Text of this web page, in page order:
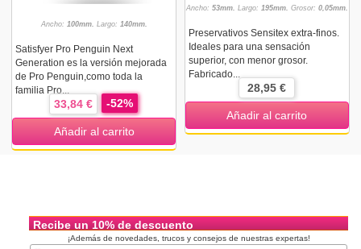
Ancho: 100mm. Largo: 140mm.
Satisfyer Pro Penguin Next
Generation es la versión mejorada
de Pro Penguin,como toda la
familia Pro...
33,84 € -52%
Añadir al carrito
Ancho: 53mm. Largo: 195mm. Grosor: 0,05mm.
Preservativos Sensitex extra-finos.
Ideales para una sensación
superior, con menor grosor.
Fabricado...
28,95 €
Añadir al carrito
Recibe un 10% de descuento
¡Además de novedades, trucos y consejos de nuestras expertas!